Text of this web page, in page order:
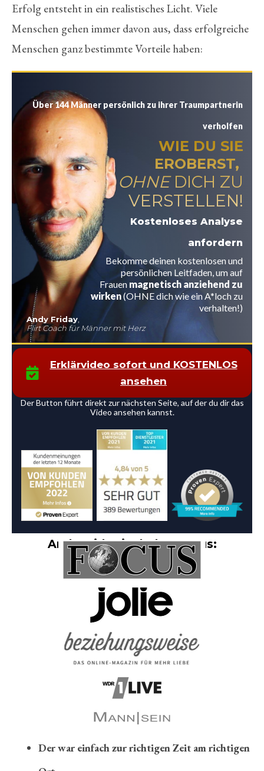
Erfolg entsteht in ein realistisches Licht. Viele
Menschen gehen immer davon aus, dass erfolgreiche
Menschen ganz bestimmte Vorteile haben:
Über 144 Männer persönlich zu ihrer Traumpartnerin
verholfen
WIE DU SIE
EROBERST,
OHNEDICH ZU
VERSTELLEN!
Kostenloses Analyse
anfordern
Bekomme deinen kostenlosen und
persönlichen Leitfaden, um auf
Frauen magnetisch anziehend zu
wirken(OHNE dich wie ein A*loch zu
verhalten!)
Andy Friday
Flirt Coach für Männer mit Herz
Erklärvideo sofort und KOSTENLOS
ansehen
Der Button führt direkt zur nächsten Seite, auf der du dir das
Video ansehen kannst.
Andy Friday ist bekannt aus:
Der war einfach zur richtigen Zeit am richtigen